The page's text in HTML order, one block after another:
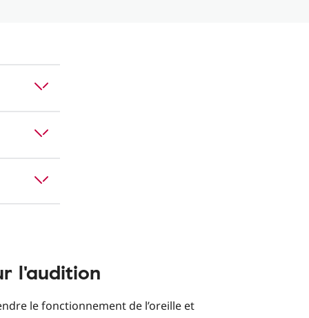
l'audition
le fonctionnement de l’oreille et